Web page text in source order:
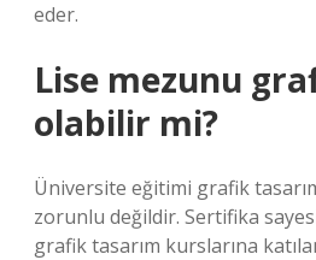
eder.
Lise mezunu
olabilir mi?
Üniversite eğitimi grafik
zorunlu değildir. Sertifika
grafik tasarım kurslarına